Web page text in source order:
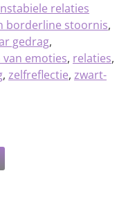
relaties
borderline stoornis,
gedrag,
emoties, relaties,
, zelfreflectie, zwart-